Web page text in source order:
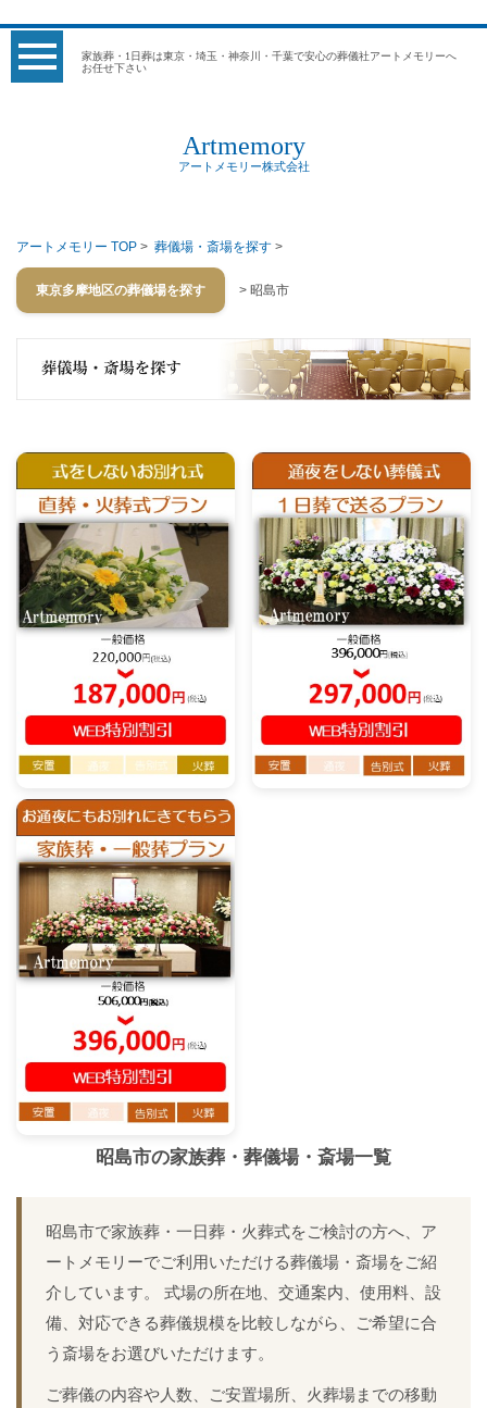
家族葬・1日葬は東京・埼玉・神奈川・千葉で安心の葬儀社アートメモリーへ
お任せ下さい
Artmemory
アートメモリー株式会社
アートメモリー TOP > 葬儀場・斎場を探す >
東京多摩地区の葬儀場を探す > 昭島市
昭島市の家族葬・葬儀場・斎場一覧
昭島市で家族葬・一日葬・火葬式をご検討の方へ、ア
ートメモリーでご利用いただける葬儀場・斎場をご紹
介しています。 式場の所在地、交通案内、使用料、設
備、対応できる葬儀規模を比較しながら、ご希望に合
う斎場をお選びいただけます。
ご葬儀の内容や人数、ご安置場所、火葬場までの移動